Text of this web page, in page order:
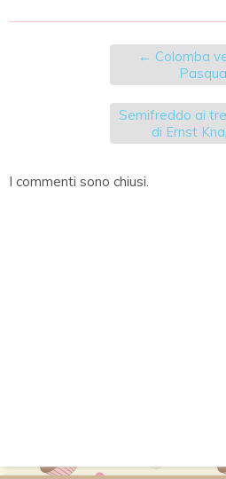
← Colomba
Pasqua
Semifreddo ai
di Ernst
I commenti sono chiusi.